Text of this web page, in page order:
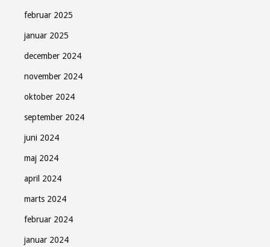
februar 2025
januar 2025
december 2024
november 2024
oktober 2024
september 2024
juni 2024
maj 2024
april 2024
marts 2024
februar 2024
januar 2024